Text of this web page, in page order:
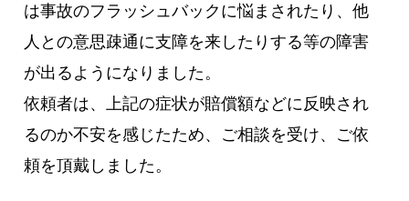
は事故のフラッシュバックに悩まされたり、他
人との意思疎通に支障を来したりする等の障害
が出るようになりました。
依頼者は、上記の症状が賠償額などに反映され
るのか不安を感じたため、ご相談を受け、ご依
頼を頂戴しました。